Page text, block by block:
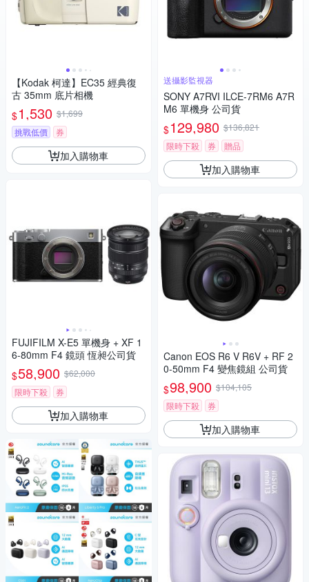
【Kodak 柯達】EC35 經典復
古 35mm 底片相機
$1,530 $1,699
挑戰低價
券
加入購物車
FUJIFILM X-E5 單機身 + XF 1
6-80mm F4 鏡頭 恆昶公司貨
$58,900 $62,000
限時下殺
券
加入購物車
送攝影監視器
SONY A7RVI ILCE-7RM6 A7R
M6 單機身 公司貨
$129,980 $136,821
限時下殺
券 贈品
加入購物車
Canon EOS R6 V R6V + RF 2
0-50mm F4 變焦鏡組 公司貨
$98,900 $104,105
限時下殺
券
加入購物車